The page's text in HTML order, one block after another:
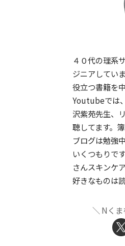
４０代の理系
ジニアしてい
役立つ書籍を
Youtubeでは
沢紫苑先生、
聴してます。
ブログは勉強
いくつもりで
さんスキンケ
好きなものは
Nくま